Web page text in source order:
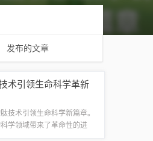
发布的文章
术引领生命科学革新
技术引领生命科学新篇章。
学领域带来了革命性的进